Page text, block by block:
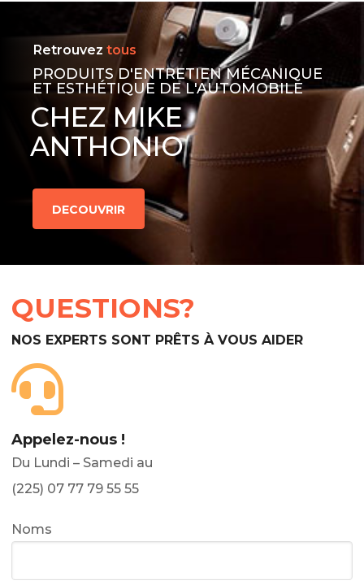
Retrouvez tous
PRODUITS D'ENTRETIEN MÉCANIQUE
ET ESTHÉTIQUE DE L'AUTOMOBILE
CHEZ MIKE
ANTHONIO
DECOUVRIR
QUESTIONS?
NOS EXPERTS SONT PRÊTS À VOUS AIDER
Appelez-nous !
Du Lundi – Samedi au
(225) 07 77 79 55 55
Noms